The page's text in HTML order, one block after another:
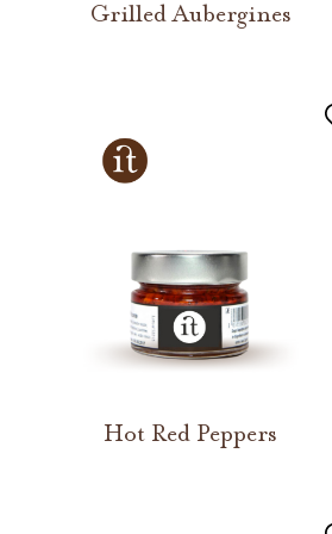
Grilled Aubergines
Hot Red Peppers